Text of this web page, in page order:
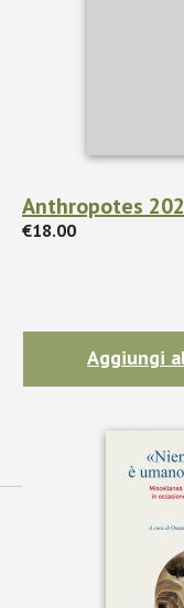
Anthropotes
€18.00
Aggiungi